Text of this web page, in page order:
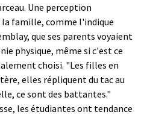
Une perception
famille, comme l'indique
que ses parents voyaient
physique, même si c'est ce
choisi. "Les filles en
elles répliquent du tac au
ce sont des battantes."
les étudiantes ont tendance